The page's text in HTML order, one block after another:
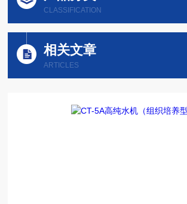
CLASSIFICATION
相关文章
ARTICLES